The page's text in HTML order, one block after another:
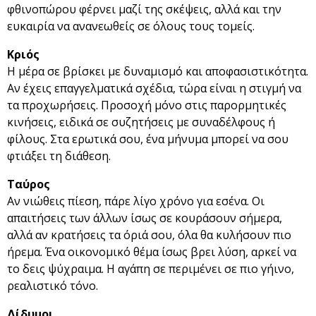
φθινοπώρου φέρνει μαζί της σκέψεις, αλλά και την
ευκαιρία να ανανεωθείς σε όλους τους τομείς.
Κριός
Η μέρα σε βρίσκει με δυναμισμό και αποφασιστικότητα.
Αν έχεις επαγγελματικά σχέδια, τώρα είναι η στιγμή να
τα προχωρήσεις. Προσοχή μόνο στις παρορμητικές
κινήσεις, ειδικά σε συζητήσεις με συναδέλφους ή
φίλους. Στα ερωτικά σου, ένα μήνυμα μπορεί να σου
φτιάξει τη διάθεση.
Ταύρος
Αν νιώθεις πίεση, πάρε λίγο χρόνο για εσένα. Οι
απαιτήσεις των άλλων ίσως σε κουράσουν σήμερα,
αλλά αν κρατήσεις τα όριά σου, όλα θα κυλήσουν πιο
ήρεμα. Ένα οικονομικό θέμα ίσως βρει λύση, αρκεί να
το δεις ψύχραιμα. Η αγάπη σε περιμένει σε πιο γήινο,
ρεαλιστικό τόνο.